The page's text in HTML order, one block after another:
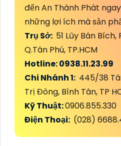
đến An Thành Phát
những lợi ích mà sản
Trụ Sở: 51 Lũy Bán Bích,
Q.Tân Phú, TP.HCM
Hotline: 0938.11.23.99
Chi Nhánh 1: 445/38
Trị Đông, Bình Tân, TP
Kỹ Thuật:0906.855.330
Điện Thoại: (028)